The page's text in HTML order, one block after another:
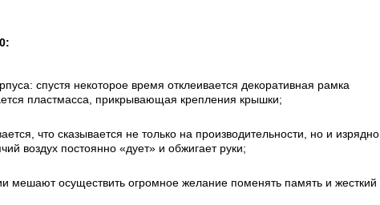
спустя некоторое время отклеивается декоративная рамка
пластмасса, прикрывающая крепления крышки;
что сказывается не только на производительности, но и изрядно
воздух постоянно «дует» и обжигает руки;
мешают осуществить огромное желание поменять память и жесткий